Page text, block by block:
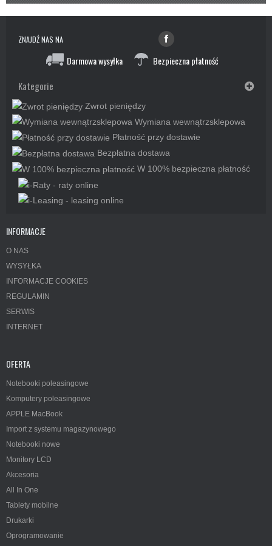
ZNAJDŹ NAS NA
Darmowa wysyłka Bezpieczna płatność
Kategorie
Zwrot pieniędzy
Wymiana wewnątrzsklepowa
Płatność przy dostawie
Bezpłatna dostawa
W 100% bezpieczna płatność
INFORMACJE
O NAS
WYSYŁKA
INFORMACJE COOKIES
REGULAMIN
SERWIS
INTERNET
OFERTA
Notebooki poleasingowe
Komputery poleasingowe
APPLE MacBook
Import z systemu magazynowego
Notebooki nowe
Monitory LCD
Akcesoria
All In One
Tablety mobilne
Drukarki
Oprogramowanie